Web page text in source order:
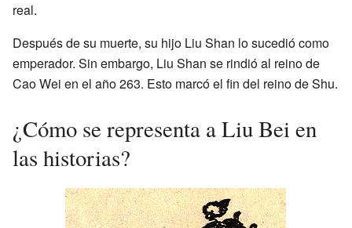
real.
Después de su muerte, su hijo Liu Shan lo sucedió como
emperador. Sin embargo, Liu Shan se rindió al reino de
Cao Wei en el año 263. Esto marcó el fin del reino de Shu.
¿Cómo se representa a Liu Bei en
las historias?